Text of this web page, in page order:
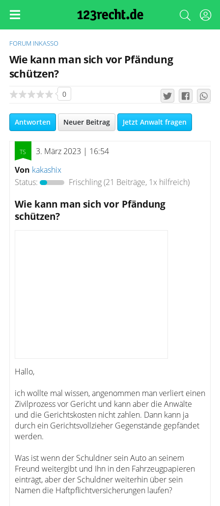
FORUM INKASSO
Wie kann man sich vor Pfändung
schützen?
0
Antworten Neuer Beitrag Jetzt Anwalt fragen
3. März 2023 | 16:54
Von kakashix
Status:
Frischling(21 Beiträge, 1x hilfreich)
Wie kann man sich vor Pfändung
schützen?
Hallo,
ich wollte mal wissen, angenommen man verliert einen
Zivilprozess vor Gericht und kann aber die Anwälte
und die Gerichtskosten nicht zahlen. Dann kann ja
durch ein Gerichtsvollzieher Gegenstände gepfändet
werden.
Was ist wenn der Schuldner sein Auto an seinem
Freund weitergibt und Ihn in den Fahrzeugpapieren
einträgt, aber der Schuldner weiterhin über sein
Namen die Haftpflichtversicherungen laufen?